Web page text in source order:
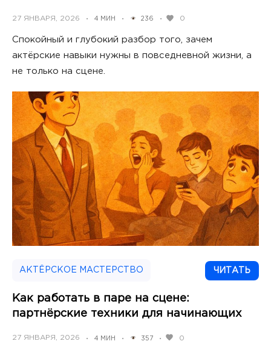
POSTED
27 ЯНВАРЯ, 2026 • 4 МИН • 236 • 0
Спокойный и глубокий разбор того, зачем
актёрские навыки нужны в повседневной жизни, а
не только на сцене.
АКТЁРСКОЕ МАСТЕРСТВО ЧИТАТЬ
Как работать в паре на сцене:
партнёрские техники для начинающих
POSTED
27 ЯНВАРЯ, 2026 • 4 МИН • 357 • 0